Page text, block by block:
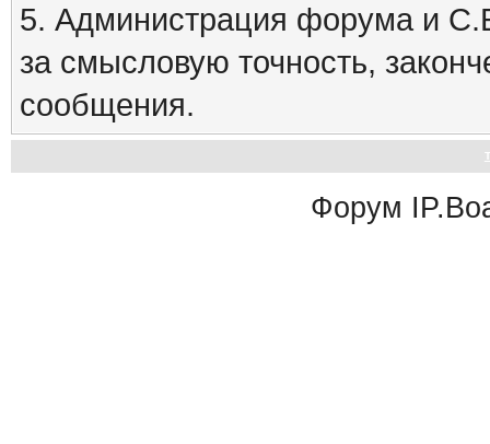
5. Администрация форума и
за смысловую точность,
сообщения.
Форум